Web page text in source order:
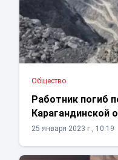
Общество
Работник погиб
Карагандинской
25 января 2023 г., 10:19